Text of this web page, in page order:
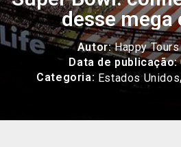
desse mega
Autor:Happy Tours
Data de publicação:
Categoria: Estados Unidos,